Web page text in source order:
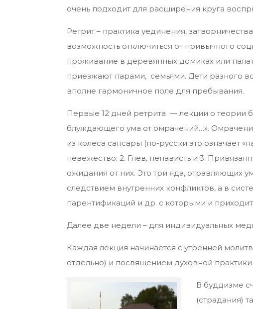
очень подходит для расширения круга
Ретрит – практика уединения,
возможность отключиться от привычного
проживание в деревянных домиках или
приезжают парами, семьями. Дети разного
вполне гармоничное поле для пребывания.
Первые 12 дней ретрита — лекции о теории
блуждающего ума от омрачений…».
из колеса сансары (по-русски это означает
невежество; 2. Гнев, ненависть и 3.
ожидания от них. Это три яда, отравляющих
следствием внутренних конфликтов, а в
парентификаций и др. с которыми и
Далее две недели – для индивидуальных
Каждая лекция начинается с утренней
отдельно) и посвящением духовной практики
В буддизме
(страдания)